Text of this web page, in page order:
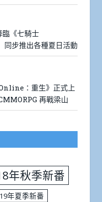
臨《七騎士
同步推出各種夏日活動
Online：重生》正式上
再戰梁山
年秋季新番
年夏季新番